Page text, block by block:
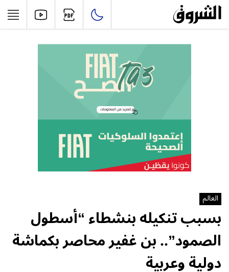
العالم
بسبب تنكيله بنشطاء “أسطول
الصمود”.. بن غفير محاصر بكماشة
دولية وعربية